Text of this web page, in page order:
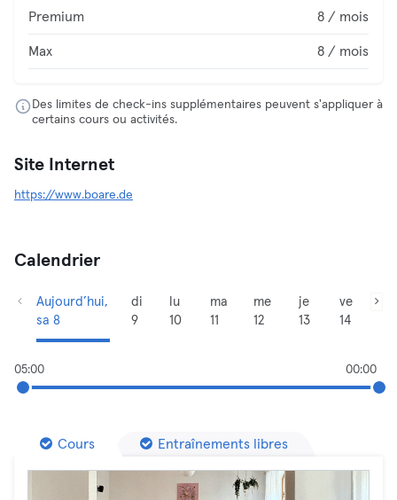
Premium 8 / mois
Max 8 / mois
Des limites de check-ins supplémentaires peuvent s'appliquer à
certains cours ou activités.
Site Internet
https://www.boare.de
Calendrier
Aujourd’hui,
sa 8
di
9
lu
10
ma
11
me
12
je
13
ve
14
05:00 00:00
Cours Entraînements libres